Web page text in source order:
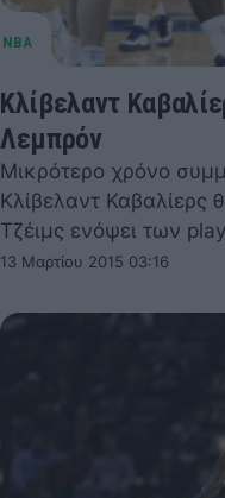
Κλίβελαντ
Λεμπρόν
Μικρότερο χρόνο
Κλίβελαντ Καβαλίερς
Τζέιμς ενόψει των
13 Μαρτίου 2015 03:16